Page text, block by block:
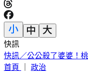
快訊
快訊／三峽河4高中生
首頁
政治